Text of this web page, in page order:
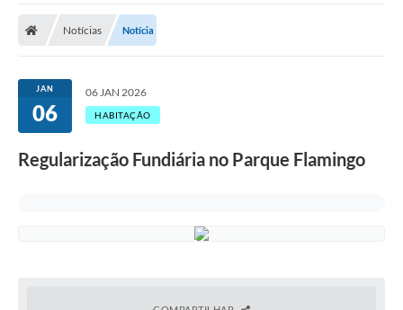
Licitações / PCA
Transparência
Notícias Notícia
JAN
06
06 JAN 2026
HABITAÇÃO
Regularização Fundiária no Parque Flamingo